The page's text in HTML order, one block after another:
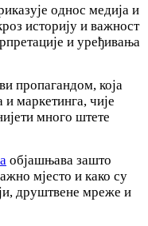
однос медија и
историју и важност
и уређивања
пропагандом, која
маркетинга, чије
много штете
објашњава зашто
мјесто и како су
друштвене мреже и